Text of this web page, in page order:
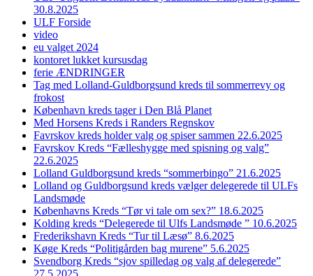
30.8.2025
ULF Forside
video
eu valget 2024
kontoret lukket kursusdag
ferie ÆNDRINGER
Tag med Lolland-Guldborgsund kreds til sommerrevy og
frokost
København kreds tager i Den Blå Planet
Med Horsens Kreds i Randers Regnskov
Favrskov kreds holder valg og spiser sammen 22.6.2025
Favrskov Kreds “Fælleshygge med spisning og valg”
22.6.2025
Lolland Guldborgsund kreds “sommerbingo” 21.6.2025
Lolland og Guldborgsund kreds vælger delegerede til ULFs
Landsmøde
Københavns Kreds “Tør vi tale om sex?” 18.6.2025
Kolding kreds “Delegerede til Ulfs Landsmøde ” 10.6.2025
Frederikshavn Kreds “Tur til Læsø” 8.6.2025
Køge Kreds “Politigården bag murene” 5.6.2025
Svendborg Kreds “sjov spilledag og valg af delegerede”